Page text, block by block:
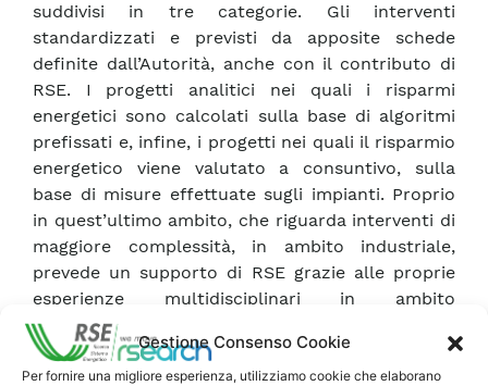
Gestione Consenso Cookie
Per fornire una migliore esperienza, utilizziamo cookie che elaborano
suddivisi in tre categorie. Gli interventi
standardizzati e previsti da apposite schede
definite dall’Autorità, anche con il contributo di
RSE. I progetti analitici nei quali i risparmi
energetici sono calcolati sulla base di algoritmi
prefissati e, infine, i progetti nei quali il risparmio
energetico viene valutato a consuntivo, sulla
base di misure effettuate sugli impianti. Proprio
in quest’ultimo ambito, che riguarda interventi di
maggiore complessità, in ambito industriale,
prevede un supporto di RSE grazie alle proprie
esperienze multidisciplinari in ambito
energetico-ambientale, decisive nelle valutazioni
dei progetti e per il rispetto delle normative in
vigore.